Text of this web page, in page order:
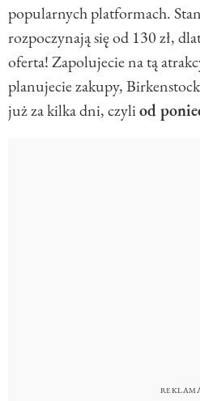
popularnych platformach.
rozpoczynają się od 130 zł,
oferta! Zapolujecie na tą
planujecie zakupy,
już za kilka dni, czyliod